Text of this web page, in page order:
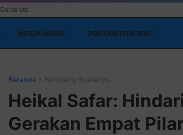
Corporate
MEGA MENU DOCUMENTATION
Beranda Bambang Soesatyo
Heikal Safar:
Gerakan Empat